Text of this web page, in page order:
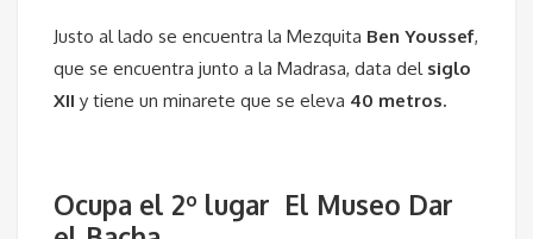
Justo al lado se encuentra la Mezquita Ben Youssef,
que se encuentra junto a la Madrasa, data del siglo
XII y tiene un minarete que se eleva 40 metros.
Ocupa el 2º lugar El Museo Dar